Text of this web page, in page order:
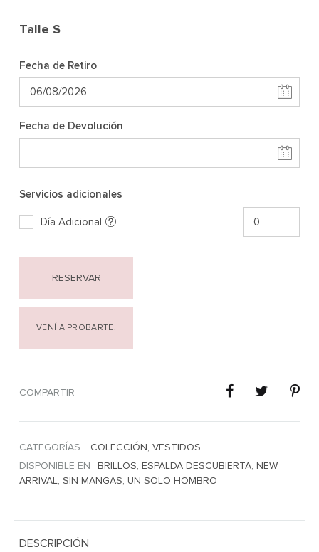
Talle S
Fecha de Retiro
Fecha de Devolución
Servicios adicionales
Día Adicional
RESERVAR
VENÍ A PROBARTE!
COMPARTIR
CATEGORÍAS COLECCIÓN, VESTIDOS
DISPONIBLE EN
BRILLOS, ESPALDA DESCUBIERTA, NEW
ARRIVAL, SIN MANGAS, UN SOLO HOMBRO
DESCRIPCIÓN